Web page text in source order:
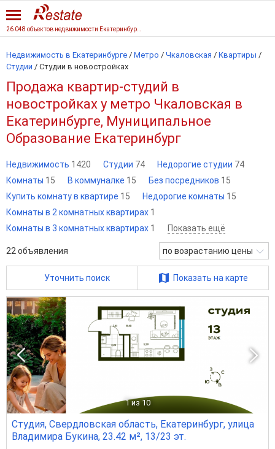
Недвижимость в Екатеринбурге / Метро / Чкаловская / Квартиры /
Студии / Студии в новостройках
Продажа квартир-студий в
новостройках у метро Чкаловская в
Екатеринбурге, Муниципальное
Образование Екатеринбург
Недвижимость 1420 Студии 74 Недорогие студии 74
Комнаты 15 В коммуналке 15 Без посредников 15
Купить комнату в квартире 15 Недорогие комнаты 15
Комнаты в 2 комнатных квартирах 1
Комнаты в 3 комнатных квартирах 1 Показать ещё
22 объявления по возрастанию цены
Уточнить поиск Показать на карте
1 из 10
Студия, Свердловская область, Екатеринбург, улица
Владимира Букина, 23.42 м², 13/23 эт.